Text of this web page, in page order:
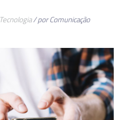
Tecnologia/ por Comunicação